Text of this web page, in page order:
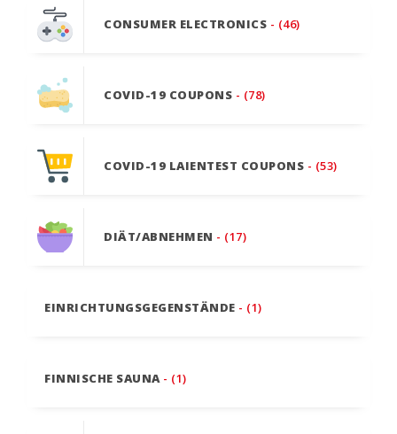
CONSUMER ELECTRONICS - (46)
COVID-19 COUPONS - (78)
COVID-19 LAIENTEST COUPONS - (53)
DIÄT/ABNEHMEN - (17)
EINRICHTUNGSGEGENSTÄNDE - (1)
FINNISCHE SAUNA - (1)